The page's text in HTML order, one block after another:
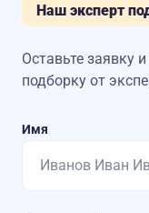
Наш эксперт
Оставьте заявку
подборку от
Имя